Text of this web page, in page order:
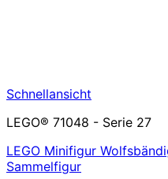
Schnellansicht
LEGO® 71048 - Serie 27
LEGO Minifigur
Sammelfigur